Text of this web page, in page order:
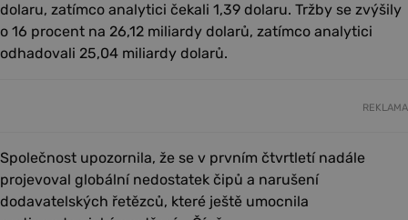
dolaru, zatímco analytici čekali 1,39 dolaru. Tržby se zvýšily
o 16 procent na 26,12 miliardy dolarů, zatímco analytici
odhadovali 25,04 miliardy dolarů.
REKLAMA
Společnost upozornila, že se v prvním čtvrtletí nadále
projevoval globální nedostatek čipů a narušení
dodavatelských řetězců, které ještě umocnila